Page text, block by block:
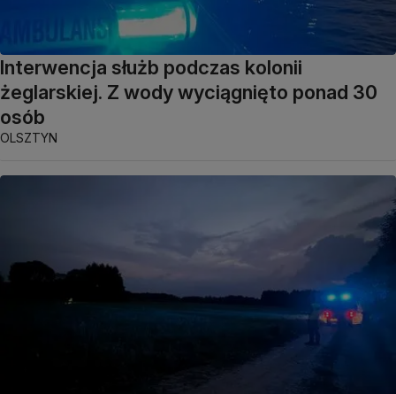
Interwencja służb podczas kolonii
żeglarskiej. Z wody wyciągnięto ponad 30
osób
OLSZTYN